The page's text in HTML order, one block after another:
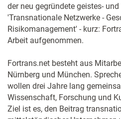
der neu gegründete geistes-
'Transnationale Netzwerke -
Risikomanagement' - kurz:
Arbeit aufgenommen.
Fortrans.net besteht aus
Nürnberg und München.
wollen drei Jahre lang
Wissenschaft, Forschung und
Ziel ist es, den Beitrag